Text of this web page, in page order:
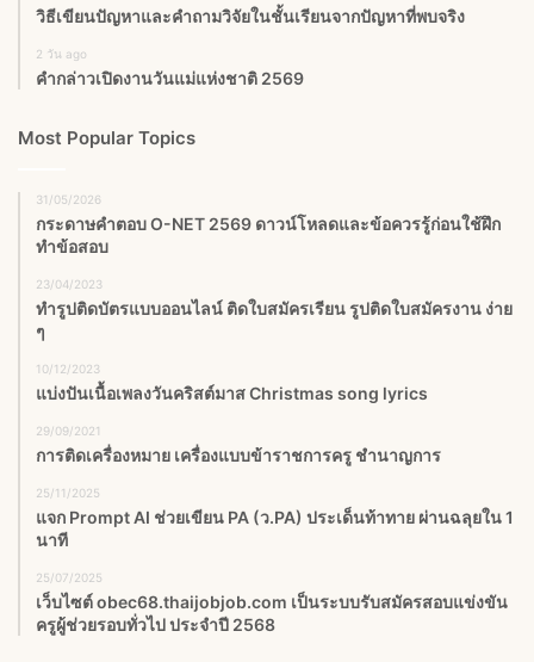
วิธีเขียนปัญหาและคำถามวิจัยในชั้นเรียนจากปัญหาที่พบจริง
2 วัน ago
คำกล่าวเปิดงานวันแม่แห่งชาติ 2569
Most Popular Topics
31/05/2026
กระดาษคำตอบ O-NET 2569 ดาวน์โหลดและข้อควรรู้ก่อนใช้ฝึก
ทำข้อสอบ
23/04/2023
ทำรูปติดบัตรแบบออนไลน์ ติดใบสมัครเรียน รูปติดใบสมัครงาน ง่าย
ๆ
10/12/2023
แบ่งปันเนื้อเพลงวันคริสต์มาส Christmas song lyrics
29/09/2021
การติดเครื่องหมาย เครื่องแบบข้าราชการครู ชํานาญการ
25/11/2025
แจก Prompt AI ช่วยเขียน PA (ว.PA) ประเด็นท้าทาย ผ่านฉลุยใน 1
นาที
25/07/2025
เว็บไซต์ obec68.thaijobjob.com เป็นระบบรับสมัครสอบแข่งขัน
ครูผู้ช่วยรอบทั่วไป ประจำปี 2568